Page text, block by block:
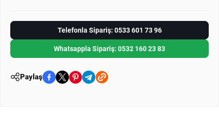
Telefonla Sipariş: 0533 601 73 96
Whatsappla Sipariş: 0532 160 23 83
Paylaş